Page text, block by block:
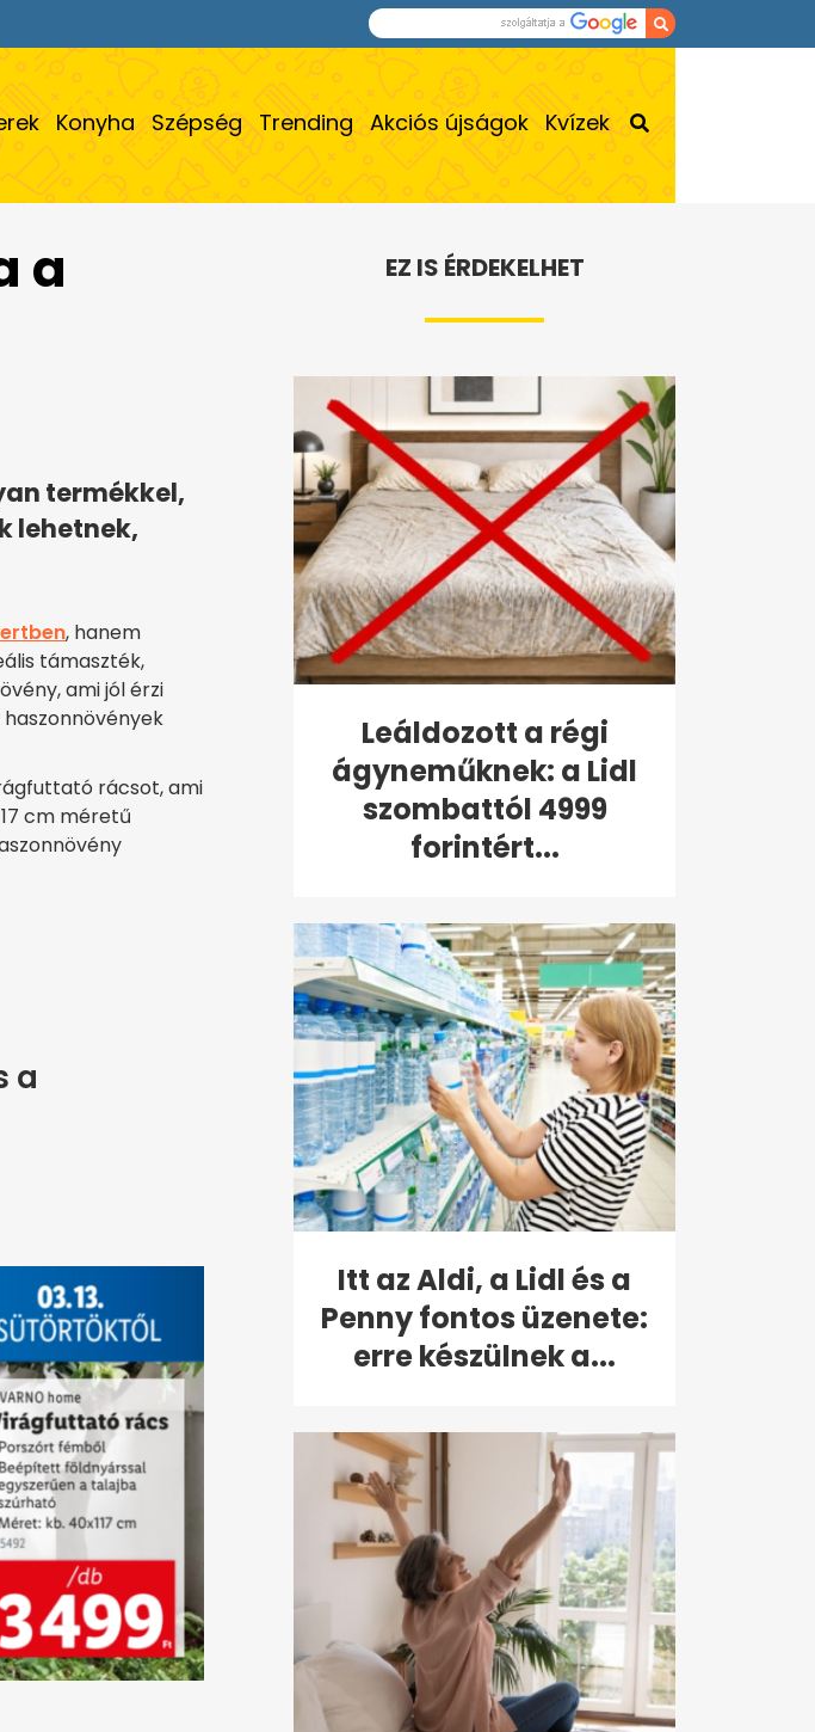
Konyha Szépség Trending Akciós újságok Kvízek
a
termékkel,
lehetnek,
, hanem
támaszték,
ami jól érzi
haszonnövények
rácsot, ami
cm méretű
a
EZ IS ÉRDEKELHET
Leáldozott a régi
ágyneműknek: a Lidl
szombattól 4999
forintért...
Itt az Aldi, a Lidl és a
Penny fontos üzenete:
erre készülnek a...